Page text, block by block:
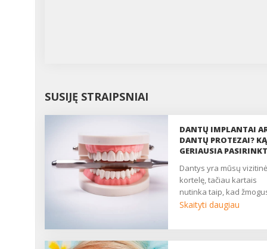
SUSIJĘ STRAIPSNIAI
DANTŲ IMPLANTAI
DANTŲ PROTEZAI? KĄ
GERIAUSIA
dantys yra mūsų vizitinė
kortelę, tačiau kartais
nutinka taip, kad
Skaityti daugiau